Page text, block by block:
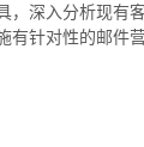
深入分析现有
针对性的邮件营